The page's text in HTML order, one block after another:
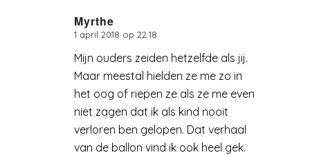
Myrthe
zegt:
1 april 2018 op 22:18
Mijn ouders zeiden hetzelfde als jij.
Maar meestal hielden ze me zo in
het oog of riepen ze als ze me even
niet zagen dat ik als kind nooit
verloren ben gelopen. Dat verhaal
van de ballon vind ik ook heel gek.